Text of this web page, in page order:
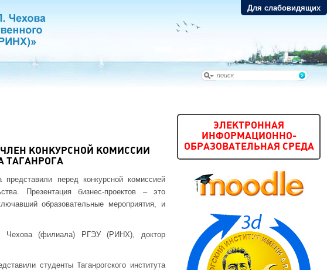
Для слабовидящих
КОНКУРСНОЙ КОМИССИИ
ТАГАНРОГА
представили перед конкурсной комиссией
Презентация бизнес-проектов – это
образовательные мероприятия, и
Чехова (филиала) РГЭУ (РИНХ), доктор
студенты Таганрогского института
ЭЛЕКТРОННАЯ
ИНФОРМАЦИОННО-
ОБРАЗОВАТЕЛЬНАЯ СРЕДА